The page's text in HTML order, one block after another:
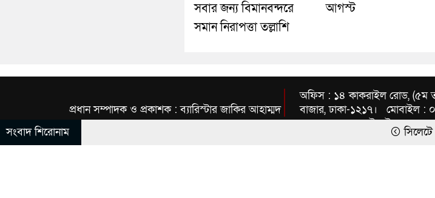
সবার জন্য বিমানবন্দরে
সমান নিরাপত্তা তল্লাশি
আগস্ট
প্রধান সম্পাদক ও প্রকাশক : ব্যারিস্টার জাকির আহাম্মদ
অফিস : ১৪ কাকরাইল রোড, (৫ম
বাজার, ঢাকা-১২১৭। মোবাইল
০১৭১২৩৫৭১৫৪ ইমেইল :
inbnews2010@gmail.com
সংবাদ শিরোনাম সিলেটে দুই বাসের